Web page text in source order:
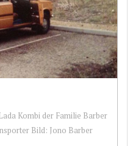
Kombi der Familie Barber
Bild: Jono Barber